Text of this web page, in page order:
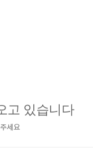
고 있습니다
세요